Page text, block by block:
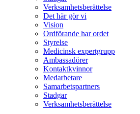
Verksamhetsberättelse
Det här gör vi
Vision
Ordförande har ordet
Styrelse
Medicinsk expertgrupp
Ambassadörer
Kontaktkvinnor
Medarbetare
Samarbetspartners
Stadgar
Verksamhetsberättelse